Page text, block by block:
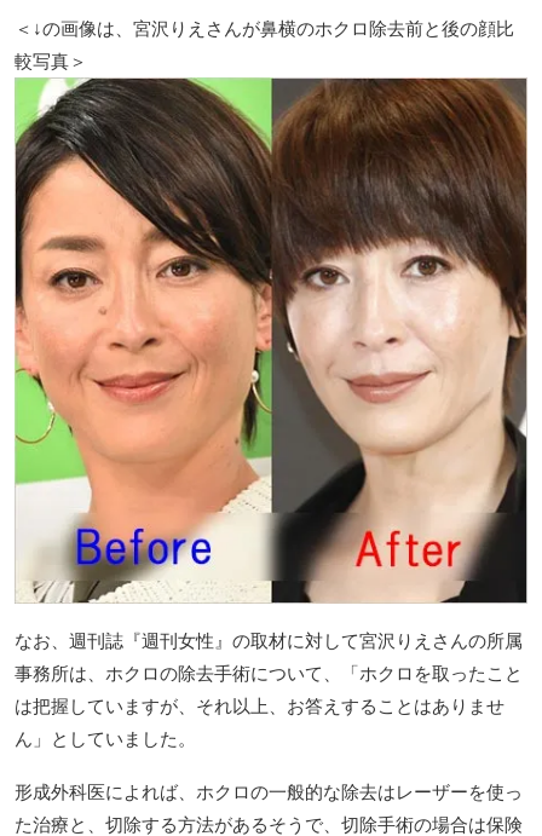
＜↓の画像は、宮沢りえさんが鼻横のホクロ除去前と後の顔比
較写真＞
なお、週刊誌『週刊女性』の取材に対して宮沢りえさんの所属
事務所は、ホクロの除去手術について、「ホクロを取ったこと
は把握していますが、それ以上、お答えすることはありませ
ん」としていました。
形成外科医によれば、ホクロの一般的な除去はレーザーを使っ
た治療と、切除する方法があるそうで、切除手術の場合は保険